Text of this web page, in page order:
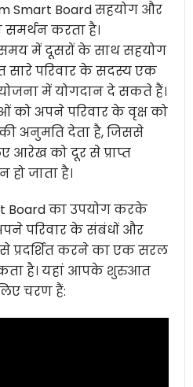
Smart Board सहयोग और
करता है।
में दूसरों के साथ सहयोग
परिवार के सदस्य एक
में योगदान दे सकते हैं।
को अपने परिवार के वृक्ष को
अनुमति देता है, जिससे
आरेख को दूर से प्राप्त
जाता है।
Board का उपयोग करके
परिवार के संबंधों और
प्रदर्शित करने का एक सरल
है। यहां आपके शुरुआत
चरण हैं: